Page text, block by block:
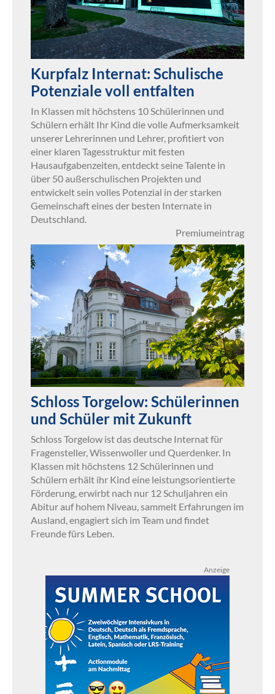
Kurpfalz Internat: Schulische
Potenziale voll entfalten
In Klassen mit höchstens 10 Schülerinnen und
Schülern erhält Ihr Kind die volle Aufmerksamkeit
unserer Lehrerinnen und Lehrer, profitiert von
einer klaren Tagesstruktur mit festen
Hausaufgabenzeiten, entdeckt seine Talente in
über 50 außerschulischen Projekten und
entwickelt sein volles Potenzial in der starken
Gemeinschaft eines der besten Internate in
Deutschland.
Premiumeintrag
Schloss Torgelow: Schülerinnen
und Schüler mit Zukunft
Schloss Torgelow ist das deutsche Internat für
Fragensteller, Wissenwoller und Querdenker. In
Klassen mit höchstens 12 Schülerinnen und
Schülern erhält ihr Kind eine leistungsorientierte
Förderung, erwirbt nach nur 12 Schuljahren ein
Abitur auf hohem Niveau, sammelt Erfahrungen im
Ausland, engagiert sich im Team und findet
Freunde fürs Leben.
Anzeige